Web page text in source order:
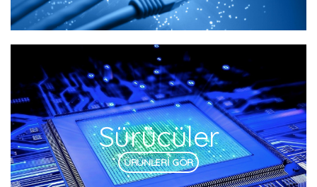
Sürücüler
ÜRÜNLERİ GÖR